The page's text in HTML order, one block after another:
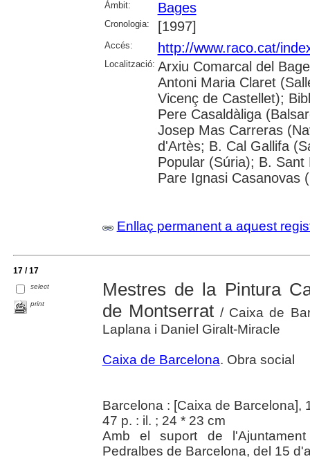
Àmbit: Bages
Cronologia: [1997]
Accés: http://www.raco.cat/
Localització: Arxiu Comarcal del
Antoni Maria Claret
Vicenç de Castellet);
Pere Casaldàliga
Josep Mas Carreras
d'Artès; B. Cal Gallifa
Popular (Súria); B.
Pare Ignasi Casanovas
Enllaç permanent a aquest
17 / 17
select
print
Mestres de la Pintura
de Montserrat / Caixa de
Laplana i Daniel Giralt-Miracle
Caixa de Barcelona. Obra social
Barcelona : [Caixa de Barcelona],
47 p. : il. ; 24 * 23 cm
Amb el suport de
Pedralbes de Barcelona, del 15